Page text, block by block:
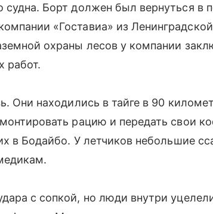
Борт должен был вернуться в
«Гоставиа» из
охраны лесов у компании
работ.
Они находились в тайге в 90
рацию и передать свои
в Бодайбо. У летчиков небольшие
с сопкой, но люди внутри